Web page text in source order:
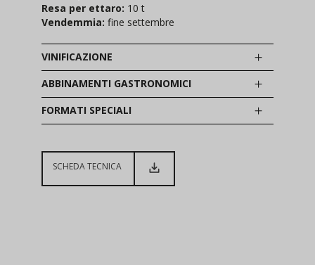
Resa per ettaro: 10 t
Vendemmia: fine settembre
VINIFICAZIONE
ABBINAMENTI GASTRONOMICI
FORMATI SPECIALI
SCHEDA TECNICA